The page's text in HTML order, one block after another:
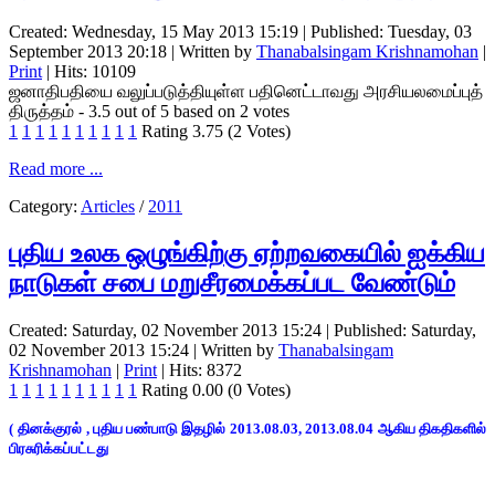
Created: Wednesday, 15 May 2013 15:19 | Published: Tuesday, 03
September 2013 20:18 | Written by Thanabalsingam Krishnamohan |
Print | Hits: 10109
ஜனாதிபதியை வலுப்படுத்தியுள்ள பதினெட்டாவது அரசியலமைப்புத்
திருத்தம் - 3.5 out of 5 based on 2 votes
1 1 1 1 1 1 1 1 1 1 Rating 3.75 (2 Votes)
Read more ...
Category: Articles / 2011
புதிய உலக ஒழுங்கிற்கு ஏற்றவகையில் ஐக்கிய
நாடுகள் சபை மறுசீரமைக்கப்பட வேண்டும்
Created: Saturday, 02 November 2013 15:24 | Published: Saturday,
02 November 2013 15:24 | Written by Thanabalsingam
Krishnamohan | Print | Hits: 8372
1 1 1 1 1 1 1 1 1 1 Rating 0.00 (0 Votes)
( தினக்குரல் ,புதிய பண்பாடு இதழில் 2013.08.03, 2013.08.04 ஆகிய திகதிகளில்
பிரசுரிக்கப்பட்டது